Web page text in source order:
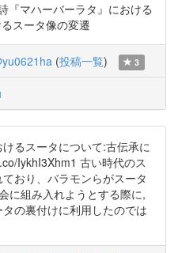
『マハーバーラタ』における
スータ像の変遷
(投稿一覧) 3
るスータについて:古伝承に
IykhI3Xhm1 古い時代のス
おり、バラモンらがスータ
に組み入れようとする際に,
の裏付けに利用したのでは